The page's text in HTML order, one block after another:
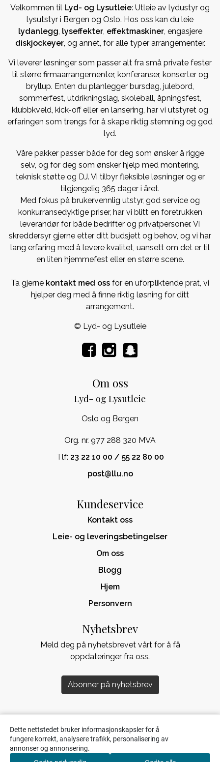
Dette nettstedet bruker informasjonskapsler for å
fungere korrekt, analysere trafikk, personalisering av
annonser og annonsering.
Velkommen til Lyd- og Lysutleie: Utleie av lydustyr og
lysutstyr i Bergen og Oslo. Hos oss kan du leie
lydanlegg, lyseffekter, effektmaskiner, engasjere
diskjockeyer, og annet, for alle typer arrangementer.
Vi leverer løsninger som passer alt fra små private fester
til større firmaarrangementer, konferanser, konserter og
bryllup. Enten du planlegger bursdag, julebord,
sommerfest, utdrikningslag, skoleball, åpningsfest,
klubbkveld, kick-off eller en lansering, har vi utstyret og
erfaringen som trengs for å skape riktig stemning og god
lyd.
Våre pakker passer både for deg som ønsker å rigge
selv, og for deg som ønsker hjelp med montering,
teknisk støtte og DJ. Vi tilbyr fleksible løsninger og er
tilgjengelig 365 dager i året.
Med fokus på brukervennlig utstyr, god service og
konkurransedyktige priser, har vi blitt en foretrukken
leverandør for både bedrifter og privatpersoner. Vi
skreddersyr gjerne etter ditt budsjett og behov, og vi har
lang erfaring med å levere kvalitet, uansett om det er til
en liten hjemmefest eller en større scene.
Ta gjerne kontakt med oss for en uforpliktende prat, vi
hjelper deg med å finne riktig løsning for ditt
arrangement.
© Lyd- og Lysutleie
Om oss
Lyd- og Lysutleie
Oslo og Bergen
Org. nr. 977 288 320 MVA
Tlf: 23 22 10 00 / 55 22 80 00
post@llu.no
Kundeservice
Kontakt oss
Leie- og leveringsbetingelser
Om oss
Blogg
Hjem
Personvern
Nyhetsbrev
Meld deg på nyhetsbrevet vårt for å få
oppdateringer fra oss.
Abonner på nyhetsbrev